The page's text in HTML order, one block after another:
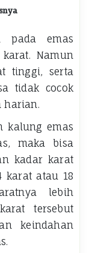
pada emas
Namun
tinggi, serta
tidak cocok
harian.
kalung emas
maka bisa
kadar karat
karat atau 18
lebih
tersebut
keindahan